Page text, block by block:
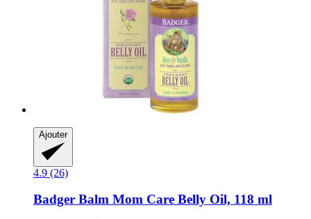
Ajouter
4.9 (26)
Badger Balm Mom Care Belly Oil, 118 ml